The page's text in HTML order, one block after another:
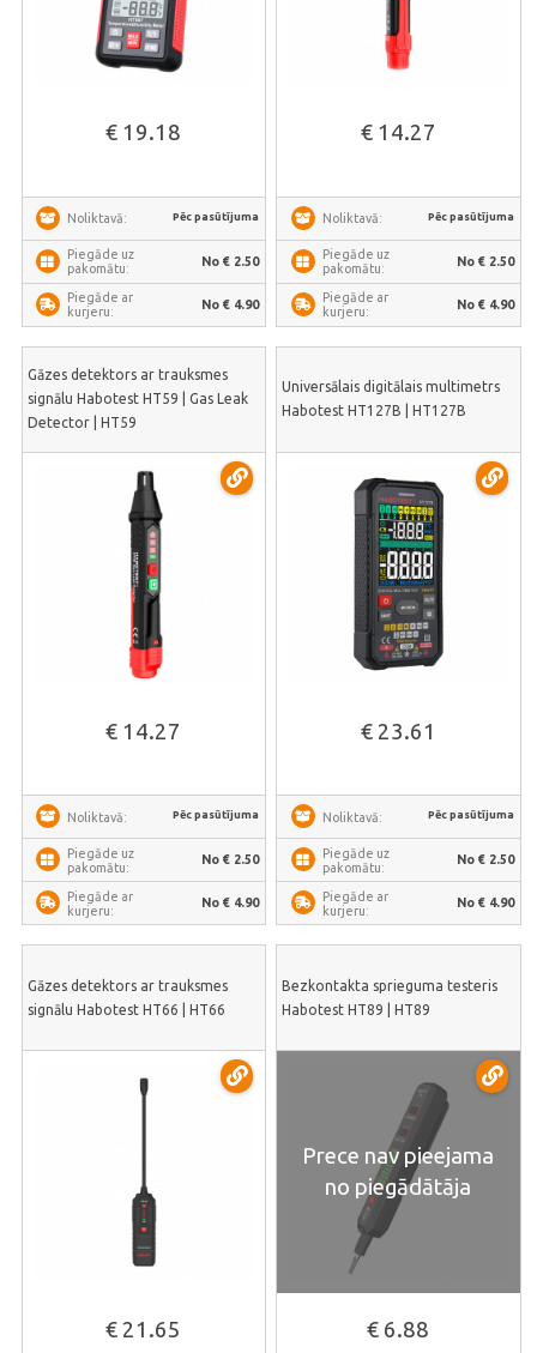
€ 19.18
Noliktavā: Pēc pasūtījuma
Piegāde uz
pakomātu:
No € 2.50
Piegāde ar
kurjeru:
No € 4.90
€ 14.27
Noliktavā: Pēc pasūtījuma
Piegāde uz
pakomātu:
No € 2.50
Piegāde ar
kurjeru:
No € 4.90
Gāzes detektors ar trauksmes
signālu Habotest HT59 | Gas Leak
Detector | HT59
€ 14.27
Noliktavā: Pēc pasūtījuma
Piegāde uz
pakomātu:
No € 2.50
Piegāde ar
kurjeru:
No € 4.90
Universālais digitālais multimetrs
Habotest HT127B | HT127B
€ 23.61
Noliktavā: Pēc pasūtījuma
Piegāde uz
pakomātu:
No € 2.50
Piegāde ar
kurjeru:
No € 4.90
Gāzes detektors ar trauksmes
signālu Habotest HT66 | HT66
€ 21.65
Bezkontakta sprieguma testeris
Habotest HT89 | HT89
Prece nav pieejama
no piegādātāja
€ 6.88